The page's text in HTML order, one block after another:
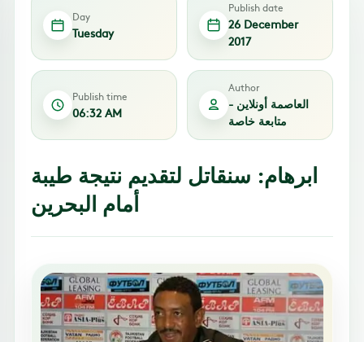
Day
Tuesday
Publish date
26 December
2017
Publish time
06:32 AM
Author
العاصمة أونلاين -
متابعة خاصة
ابرهام: سنقاتل لتقديم نتيجة طيبة
أمام البحرين